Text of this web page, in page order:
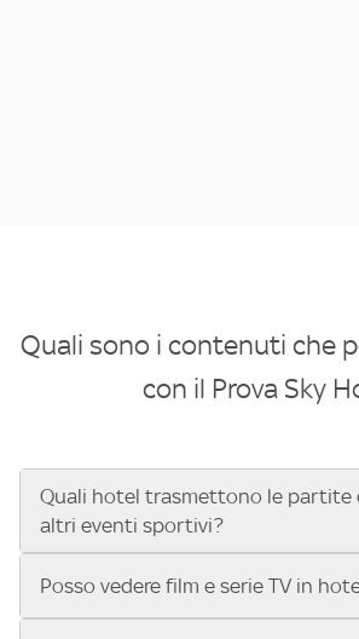
Quali sono i contenuti che
con il Prova Sky
Quali hotel trasmettono le partite
altri eventi sportivi?
Se cerchi un hotel dove poter vedere le
Posso vedere film e serie TV in